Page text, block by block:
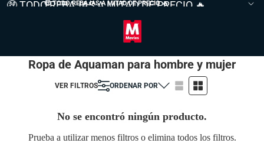
🤑 TODO REBAJAS A MITAD DE PRECIO🔥
🤑 TODO REBAJAS A MITAD DE PRECIO 🔥
Ropa de Aquaman para hombre y mujer
VER FILTROS ORDENAR POR
No se encontró ningún producto.
Prueba a utilizar menos filtros o elimina todos los filtros.